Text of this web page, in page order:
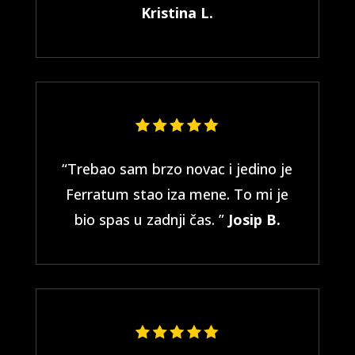
Kristina L.
“Trebao sam brzo novac i jedino je
Ferratum stao iza mene. To mi je
bio spas u zadnji čas. ” Josip B.